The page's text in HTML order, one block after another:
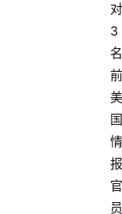
对
3
名
前
美
国
情
报
官
员